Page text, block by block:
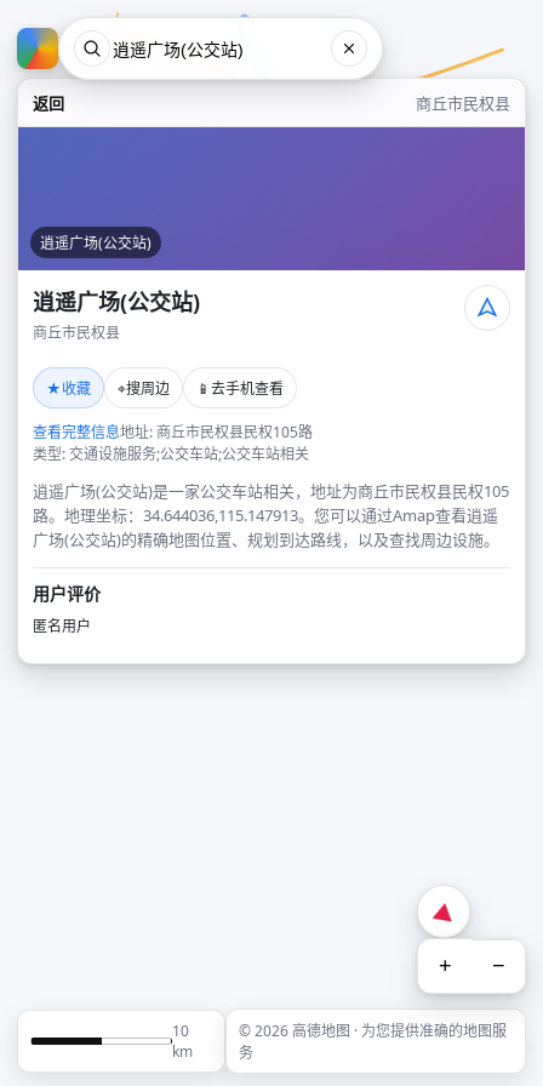
返回 商丘市民权县
逍遥广场(公交站)
逍遥广场(公交站)
商丘市民权县
★收藏 ⌖搜周边 📱 去手机查看
查看完整信息地址: 商丘市民权县民权105路
类型: 交通设施服务;公交车站;公交车站相关
逍遥广场(公交站)是一家公交车站相关，地址为商丘市民权县民权105
路。地理坐标：34.644036,115.147913。您可以通过Amap查看逍遥
广场(公交站)的精确地图位置、规划到达路线，以及查找周边设施。
用户评价
匿名用户
+ −
10
km
© 2026 高德地图 · 为您提供准确的地图服
务